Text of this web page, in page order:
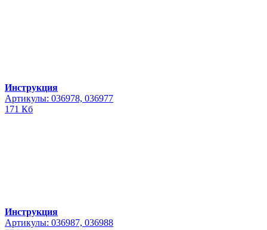
Инструкция
Артикулы: 036978, 036977
171 Кб
Инструкция
Артикулы: 036987, 036988